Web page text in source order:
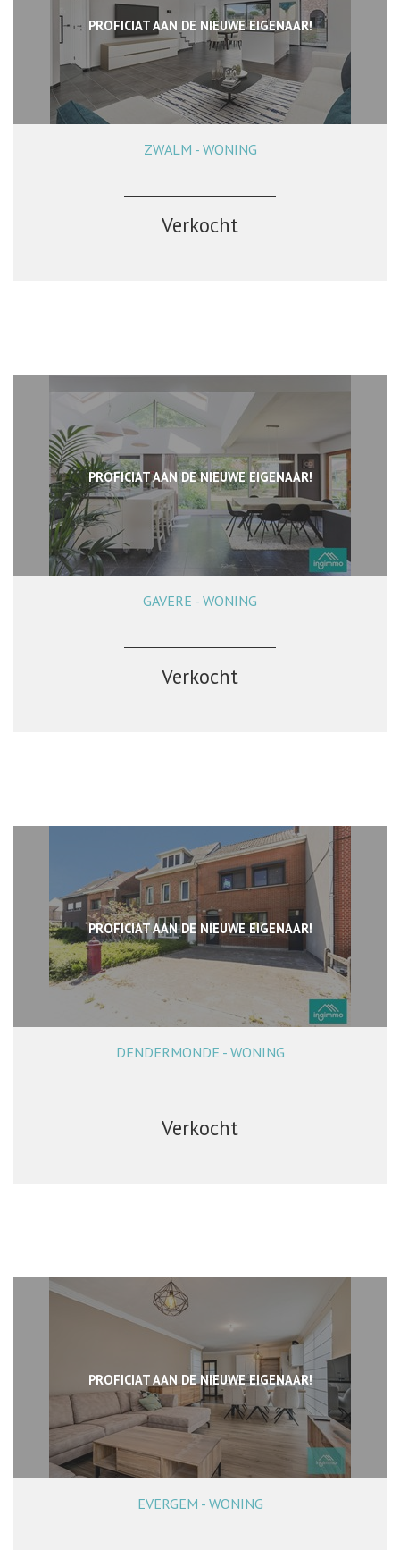
PROFICIAT AAN DE NIEUWE EIGENAAR!
194 m² 3 1
ZWALM - WONING
Verkocht
PROFICIAT AAN DE NIEUWE EIGENAAR!
288 m² 4 1
GAVERE - WONING
Verkocht
PROFICIAT AAN DE NIEUWE EIGENAAR!
155 m² 3 2
DENDERMONDE - WONING
Verkocht
PROFICIAT AAN DE NIEUWE EIGENAAR!
102 m² 2
EVERGEM - WONING